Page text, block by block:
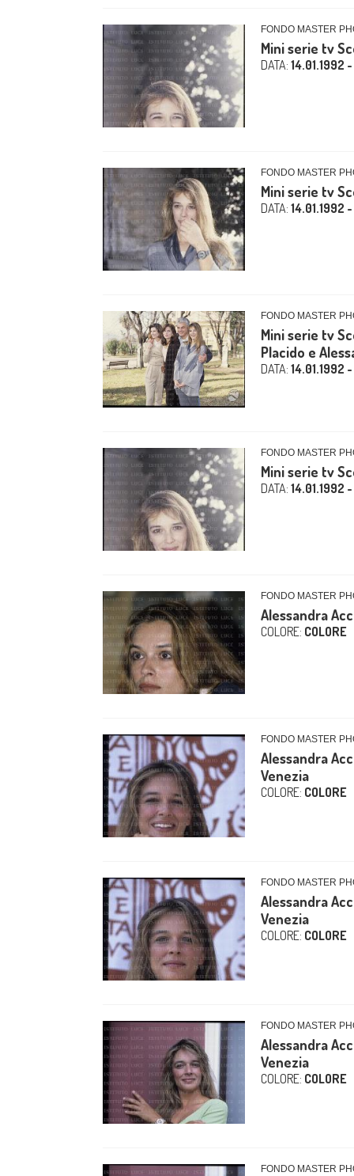
FONDO MASTER
Mini serie tv
DATA: 14.01.1992
FONDO MASTER
Mini serie tv
DATA: 14.01.1992
FONDO MASTER
Mini serie tv
Placido e
DATA: 14.01.1992
FONDO MASTER
Mini serie tv
DATA: 14.01.1992
FONDO MASTER
Alessandra
COLORE: COLORE
FONDO MASTER
Alessandra
Venezia
COLORE: COLORE
FONDO MASTER
Alessandra
Venezia
COLORE: COLORE
FONDO MASTER
Alessandra
Venezia
COLORE: COLORE
FONDO MASTER